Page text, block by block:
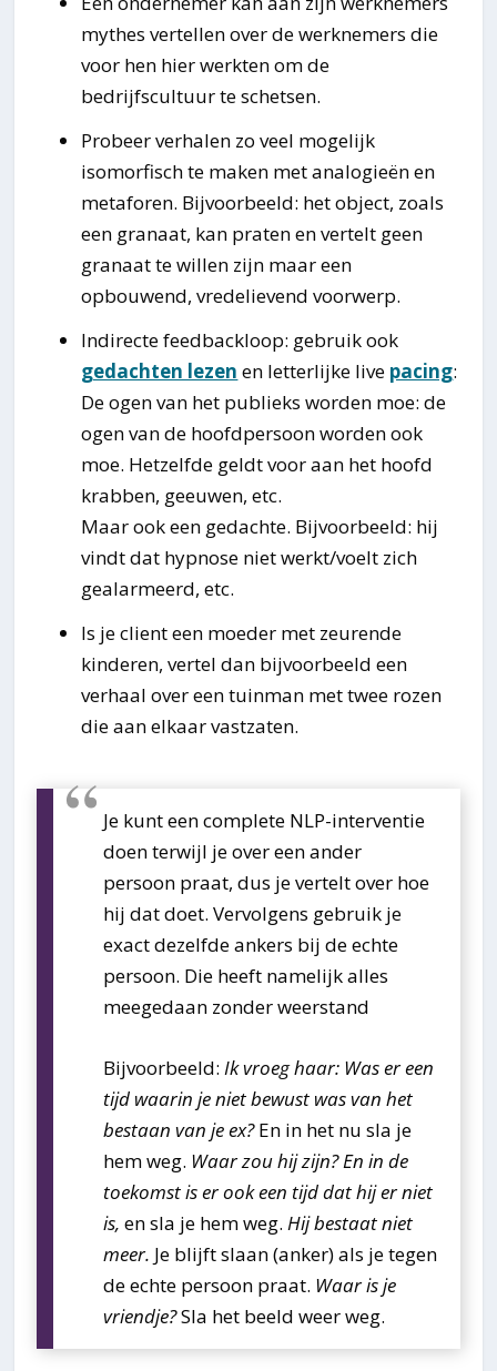
mythes vertellen over de werknemers die
voor hen hier werkten om de
bedrijfscultuur te schetsen.
Probeer verhalen zo veel mogelijk
isomorfisch te maken met analogieën en
metaforen. Bijvoorbeeld: het object, zoals
een granaat, kan praten en vertelt geen
granaat te willen zijn maar een
opbouwend, vredelievend voorwerp.
Indirecte feedbackloop: gebruik ook
gedachten lezen en letterlijke live pacing:
De ogen van het publieks worden moe: de
ogen van de hoofdpersoon worden ook
moe. Hetzelfde geldt voor aan het hoofd
krabben, geeuwen, etc.
Maar ook een gedachte. Bijvoorbeeld: hij
vindt dat hypnose niet werkt/voelt zich
gealarmeerd, etc.
Is je client een moeder met zeurende
kinderen, vertel dan bijvoorbeeld een
verhaal over een tuinman met twee rozen
die aan elkaar vastzaten.
Je kunt een complete NLP-interventie
doen terwijl je over een ander
persoon praat, dus je vertelt over hoe
hij dat doet. Vervolgens gebruik je
exact dezelfde ankers bij de echte
persoon. Die heeft namelijk alles
meegedaan zonder weerstand
Bijvoorbeeld: Ik vroeg haar: Was er een
tijd waarin je niet bewust was van het
bestaan van je ex?En in het nu sla je
hem weg. Waar zou hij zijn? En in de
toekomst is er ook een tijd dat hij er niet
is, en sla je hem weg.Hij bestaat niet
meer. Je blijft slaan (anker) als je tegen
de echte persoon praat. Waar is je
vriendje?Sla het beeld weer weg.